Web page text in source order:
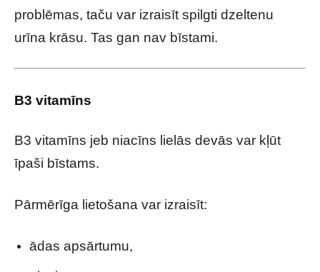
problēmas, taču var izraisīt spilgti dzeltenu
urīna krāsu. Tas gan nav bīstami.
B3 vitamīns
B3 vitamīns jeb niacīns lielās devās var kļūt
īpaši bīstams.
Pārmērīga lietošana var izraisīt:
ādas apsārtumu,